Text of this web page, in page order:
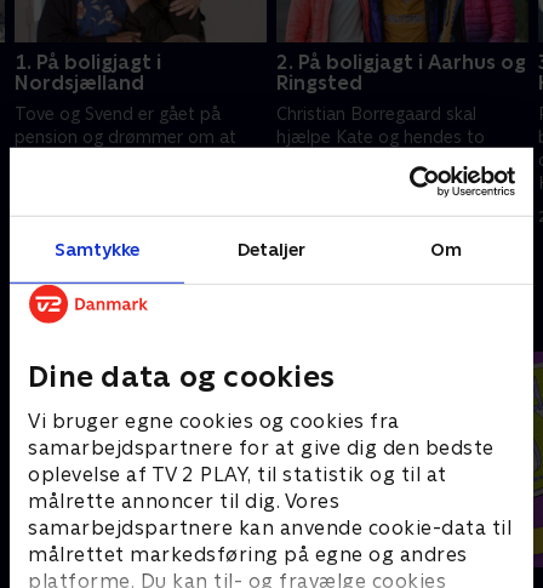
Samtykke Detaljer Om
Dine data og cookies
Vi bruger egne cookies og cookies fra
samarbejdspartnere for at give dig den bedste
oplevelse af TV 2 PLAY, til statistik og til at
målrette annoncer til dig. Vores
samarbejdspartnere kan anvende cookie-data til
målrettet markedsføring på egne og andres
platforme. Du kan til- og fravælge cookies
1. På boligjagt i
Nordsjælland
Tove og Svend er gået på
pension og drømmer om at
Nordsjælland.
8. januar 2020 • 39 min
2. På boligjagt i Aarhus og
Ringsted
Christian Borregaard skal
hjælpe Kate og hendes to
ovenpå en skilsmisse. Sara
Aarhus.
8. januar 2020 • 39 min
Andre så også